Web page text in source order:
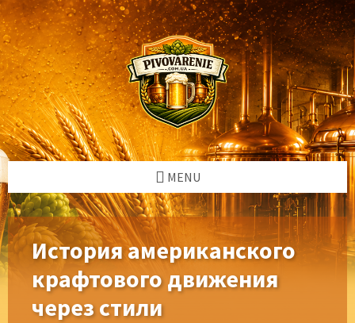
Skip
to
content
Skip
to
left
sidebar
Skip
to
right
sidebar
Skip
to
footer
MENU
История американского
крафтового движения
через стили